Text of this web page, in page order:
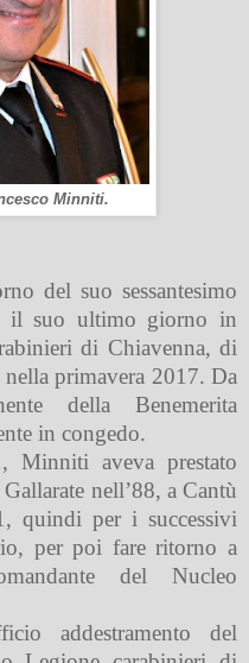
Minniti.
del suo sessantesimo
il suo ultimo giorno in
di Chiavenna, di
primavera 2017. Da
della Benemerita
in congedo.
Minniti aveva prestato
nell’88, a Cantù
quindi per i successivi
per poi fare ritorno a
del Nucleo
addestramento del